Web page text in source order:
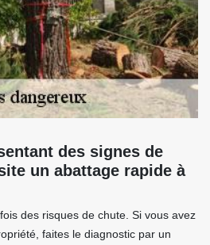
des signes de
un abattage rapide à
des risques de chute. Si vous avez
faites le diagnostic par un